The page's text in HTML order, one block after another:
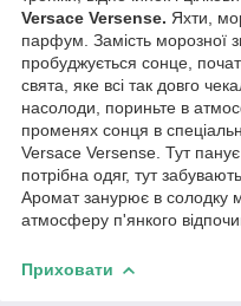
Versace Versense. Яхти,
парфум. Замість морозної
пробуджується сонце,
свята, яке всі так довго
насолоди, пориньте в
променях сонця в
Versace Versense. Тут
потрібна одяг, тут
Аромат занурює в солодку
атмосферу п'янкого
Приховати